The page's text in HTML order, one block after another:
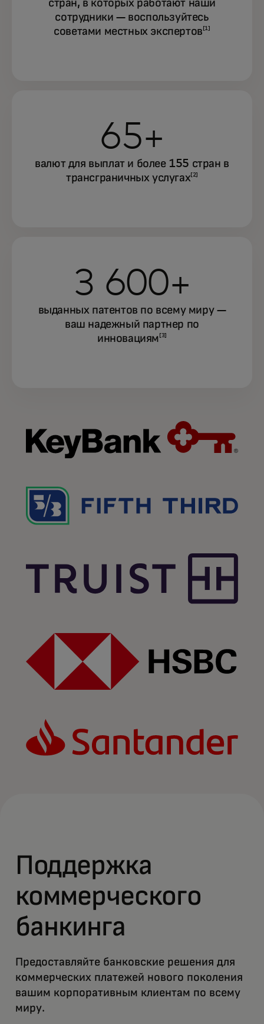
стран, в которых работают наши
сотрудники — воспользуйтесь
советами местных экспертов [1]
65+
валют для выплат и более 155 стран в
трансграничных услугах[2]
3 600+
выданных патентов по всему миру —
ваш надежный партнер по
инновациям [3]
Поддержка
коммерческого
банкинга
Предоставляйте банковские решения для
коммерческих платежей нового поколения
вашим корпоративным клиентам по всему
миру.